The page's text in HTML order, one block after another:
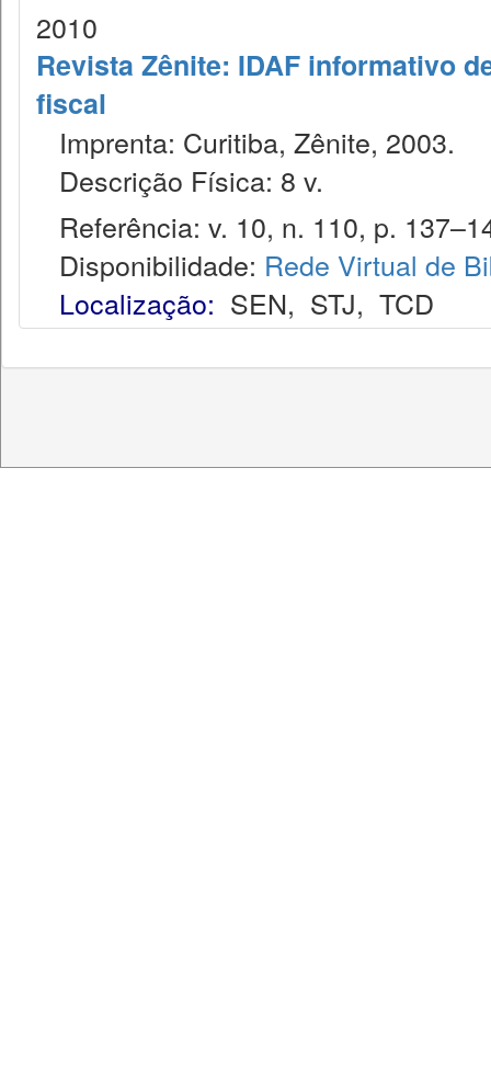
2010
Revista Zênite: IDAF informativo
fiscal
Imprenta: Curitiba, Zênite, 2003.
Descrição Física: 8 v.
Referência: v. 10, n. 110, p.
Disponibilidade: Rede Virtual de
Localização: SEN, STJ, TCD